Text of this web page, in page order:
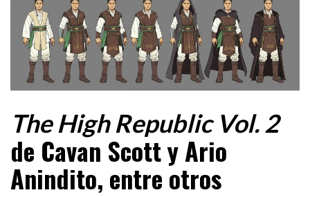
The High Republic Vol. 2
de Cavan Scott y Ario
Anindito, entre otros